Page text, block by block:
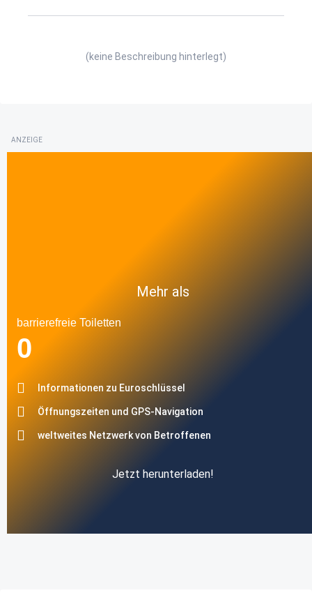
(keine Beschreibung hinterlegt)
ANZEIGE
Mehr als
barrierefreie Toiletten
0
Informationen zu Euroschlüssel
Öffnungszeiten und GPS-Navigation
weltweites Netzwerk von Betroffenen
Jetzt herunterladen!